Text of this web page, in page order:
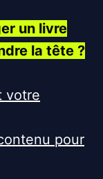
un livre
la tête ?
votre
pour